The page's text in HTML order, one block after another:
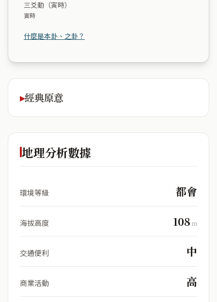
三爻動（寅時）
寅時
什麼是本卦、之卦？
經典原意
地理分析數據
環境等級 都會
海拔高度 108 m
交通便利 中
商業活動 高